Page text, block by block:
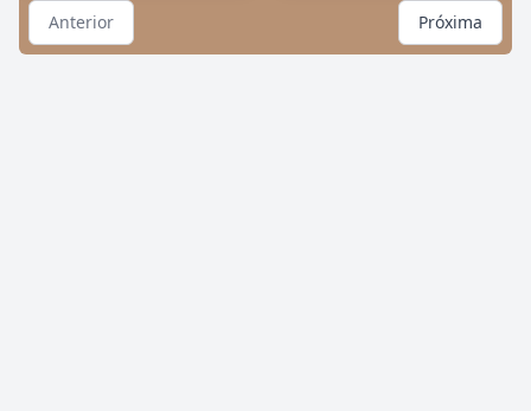
Anterior Próxima